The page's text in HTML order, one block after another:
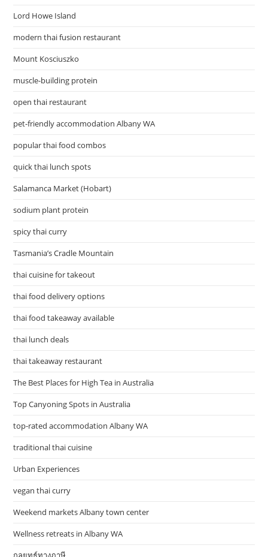
Lord Howe Island
modern thai fusion restaurant
Mount Kosciuszko
muscle-building protein
open thai restaurant
pet-friendly accommodation Albany WA
popular thai food combos
quick thai lunch spots
Salamanca Market (Hobart)
sodium plant protein
spicy thai curry
Tasmania’s Cradle Mountain
thai cuisine for takeout
thai food delivery options
thai food takeaway available
thai lunch deals
thai takeaway restaurant
The Best Places for High Tea in Australia
Top Canyoning Spots in Australia
top-rated accommodation Albany WA
traditional thai cuisine
Urban Experiences
vegan thai curry
Weekend markets Albany town center
Wellness retreats in Albany WA